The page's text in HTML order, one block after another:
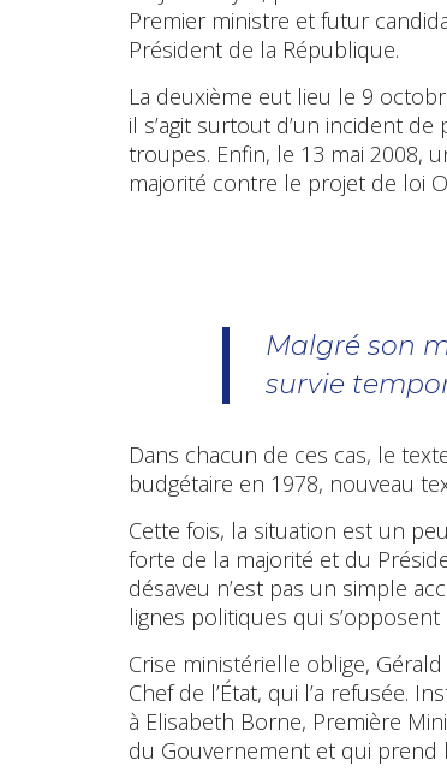
Premier ministre et futur
Président de la République.
La deuxième eut lieu le 9
il s’agit surtout d’un incident
troupes. Enfin, le 13 mai 2008,
majorité contre le projet de loi
Malgré son
survie
Dans chacun de ces cas, le
budgétaire en 1978, nouveau
Cette fois, la situation est un
forte de la majorité et du
désaveu n’est pas un simple
lignes politiques qui
Crise ministérielle oblige,
Chef de l’État, qui l’a refusée.
à Elisabeth Borne, Première
du Gouvernement et qui prend